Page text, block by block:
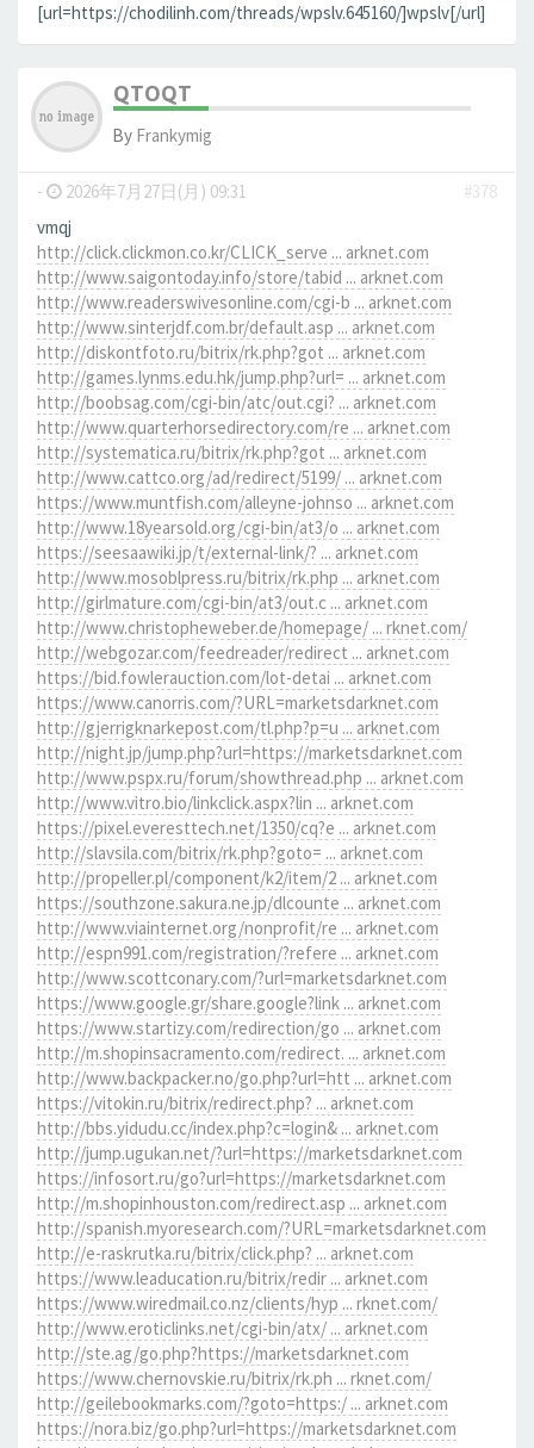
[url=https://chodilinh.com/threads/wpslv.645160/]wpslv[/url]
QTOQT
By Frankymig
- 2026年7月27日(月) 09:31
#378
vmqj
http://click.clickmon.co.kr/CLICK_serve ... arknet.com
http://www.saigontoday.info/store/tabid ... arknet.com
http://www.readerswivesonline.com/cgi-b ... arknet.com
http://www.sinterjdf.com.br/default.asp ... arknet.com
http://diskontfoto.ru/bitrix/rk.php?got ... arknet.com
http://games.lynms.edu.hk/jump.php?url= ... arknet.com
http://boobsag.com/cgi-bin/atc/out.cgi? ... arknet.com
http://www.quarterhorsedirectory.com/re ... arknet.com
http://systematica.ru/bitrix/rk.php?got ... arknet.com
http://www.cattco.org/ad/redirect/5199/ ... arknet.com
https://www.muntfish.com/alleyne-johnso ... arknet.com
http://www.18yearsold.org/cgi-bin/at3/o ... arknet.com
https://seesaawiki.jp/t/external-link/? ... arknet.com
http://www.mosoblpress.ru/bitrix/rk.php ... arknet.com
http://girlmature.com/cgi-bin/at3/out.c ... arknet.com
http://www.christopheweber.de/homepage/ ... rknet.com/
http://webgozar.com/feedreader/redirect ... arknet.com
https://bid.fowlerauction.com/lot-detai ... arknet.com
https://www.canorris.com/?URL=marketsdarknet.com
http://gjerrigknarkepost.com/tl.php?p=u ... arknet.com
http://night.jp/jump.php?url=https://marketsdarknet.com
http://www.pspx.ru/forum/showthread.php ... arknet.com
http://www.vitro.bio/linkclick.aspx?lin ... arknet.com
https://pixel.everesttech.net/1350/cq?e ... arknet.com
http://slavsila.com/bitrix/rk.php?goto= ... arknet.com
http://propeller.pl/component/k2/item/2 ... arknet.com
https://southzone.sakura.ne.jp/dlcounte ... arknet.com
http://www.viainternet.org/nonprofit/re ... arknet.com
http://espn991.com/registration/?refere ... arknet.com
http://www.scottconary.com/?url=marketsdarknet.com
https://www.google.gr/share.google?link ... arknet.com
https://www.startizy.com/redirection/go ... arknet.com
http://m.shopinsacramento.com/redirect. ... arknet.com
http://www.backpacker.no/go.php?url=htt ... arknet.com
https://vitokin.ru/bitrix/redirect.php? ... arknet.com
http://bbs.yidudu.cc/index.php?c=login& ... arknet.com
http://jump.ugukan.net/?url=https://marketsdarknet.com
https://infosort.ru/go?url=https://marketsdarknet.com
http://m.shopinhouston.com/redirect.asp ... arknet.com
http://spanish.myoresearch.com/?URL=marketsdarknet.com
http://e-raskrutka.ru/bitrix/click.php? ... arknet.com
https://www.leaducation.ru/bitrix/redir ... arknet.com
https://www.wiredmail.co.nz/clients/hyp ... rknet.com/
http://www.eroticlinks.net/cgi-bin/atx/ ... arknet.com
http://ste.ag/go.php?https://marketsdarknet.com
https://www.chernovskie.ru/bitrix/rk.ph ... rknet.com/
http://geilebookmarks.com/?goto=https:/ ... arknet.com
https://nora.biz/go.php?url=https://marketsdarknet.com